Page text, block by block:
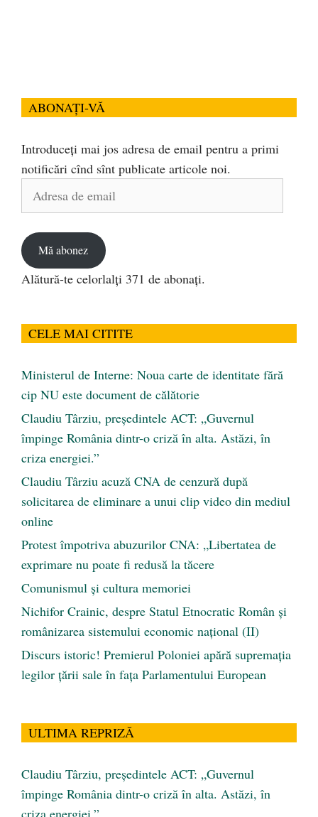
ABONAȚI-VĂ
Introduceți mai jos adresa de email pentru a primi
notificări cînd sînt publicate articole noi.
Mă abonez
Alătură-te celorlalți 371 de abonați.
CELE MAI CITITE
Ministerul de Interne: Noua carte de identitate fără
cip NU este document de călătorie
Claudiu Târziu, președintele ACT: „Guvernul
împinge România dintr-o criză în alta. Astăzi, în
criza energiei.”
Claudiu Târziu acuză CNA de cenzură după
solicitarea de eliminare a unui clip video din mediul
online
Protest împotriva abuzurilor CNA: „Libertatea de
exprimare nu poate fi redusă la tăcere
Comunismul şi cultura memoriei
Nichifor Crainic, despre Statul Etnocratic Român şi
românizarea sistemului economic naţional (II)
Discurs istoric! Premierul Poloniei apără supremația
legilor țării sale în fața Parlamentului European
ULTIMA REPRIZĂ
Claudiu Târziu, președintele ACT: „Guvernul
împinge România dintr-o criză în alta. Astăzi, în
criza energiei.”